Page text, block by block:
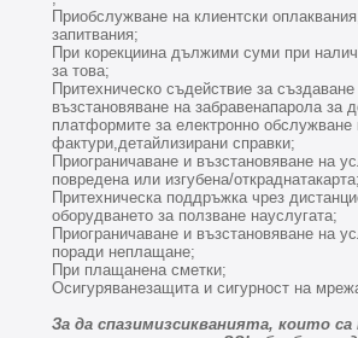
Приобслужване на клиентски
запитвания;
При корекциина дължими суми при
за това;
Притехническо съдействие за
възстановяване на забравенапарола за
платформите за електронно обслужване
фактури,детайлизирани справки;
Приограничаване и възстановяване на
повредена или изгубена/откраднатакарта;
Притехническа поддръжка чрез
оборудването за ползване науслугата;
Приограничаване и възстановяване на
поради неплащане;
При плащанена сметки;
Осигуряванезащита и сигурност на
За да спазимизсикванията, които са